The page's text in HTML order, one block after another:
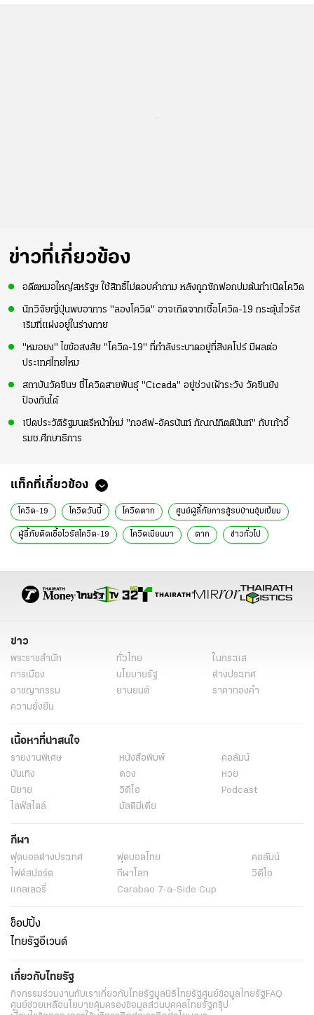
ข่าวที่เกี่ยวข้อง
อดีตหมอใหญ่สหรัฐฯ ใช้สิทธิ์ไม่ตอบคำถาม หลังถูกซักฟอกปมต้นกำเนิดโควิด
นักวิจัยญี่ปุ่นพบอาการ "ลองโควิด" อาจเกิดจากเชื้อโควิด-19 กระตุ้นไวรัส
เริมที่แฝงอยู่ในร่างกาย
"หมอยง" ไขข้อสงสัย "โควิด-19" ที่กำลังระบาดอยู่ที่สิงคโปร์ มีผลต่อ
ประเทศไทยไหม
สถาบันวัคซีนฯ ชี้โควิดสายพันธุ์ "Cicada" อยู่ช่วงเฝ้าระวัง วัคซีนยัง
ป้องกันได้
เปิดประวัติรัฐมนตรีหน้าใหม่ "กอล์ฟ-อัครนันท์ กัณณ์กิตตินันท์" กับเก้าอี้
รมช.ศึกษาธิการ
แท็กที่เกี่ยวข้อง
โควิด-19 โควิดวันนี้ โควิดตาก ศูนย์ผู้ลี้ภัยการสู้รบบ้านอุ้มเปี้ยม
ผู้ลี้ภัยติดเชื้อไวรัสโควิด-19 โควิดเมียนมา ตาก ข่าวทั่วไป
ข่าว
พระราชสำนัก ทั่วไทย
ในกระแส
การเมือง
นโยบายรัฐ
ต่างประเทศ
อาชญากรรม
ยานยนต์
ราคาทองคำ
ความยั่งยืน
เนื้อหาที่น่าสนใจ
รายงานพิเศษ หนังสือพิมพ์
คอลัมน์
บันเทิง
ดวง
หวย
นิยาย
วิดีโอ
Podcast
ไลฟ์สไตล์
มัลติมีเดีย
กีฬา
ฟุตบอลต่่างประเทศ ฟุตบอลไทย
คอลัมน์
ไฟต์สปอร์ต
กีฬาโลก
วิดีโอ
แกลเลอรี่
Carabao 7-a-Side Cup
ช็อปปิ้ง
ไทยรัฐอีเวนต์
เกี่ยวกับไทยรัฐ
กิจกรรมร่วมงานกับเราเกี่ยวกับไทยรัฐมูลนิธิไทยรัฐศูนย์ข้อมูลไทยรัฐ FAQ
ศูนย์ช่วยเหลือนโยบายคุ้มครองข้อมูลส่วนบุคคลไทยรัฐกรุ๊ป